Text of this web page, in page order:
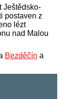
Ještědsko-
postaven z
lézt
nad Malou
Bezděčín a